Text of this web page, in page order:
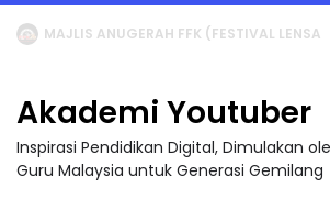
LIVE 🔴 [LIVE] MATEMATIK SR, WANG TAHUN 6 OLEH CIKGU ANITA #ALLINONE #141 #...
Akademi Youtuber
Inspirasi Pendidikan Digital, Dimulakan
Guru Malaysia untuk Generasi Gemilang